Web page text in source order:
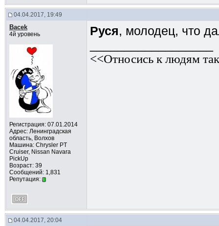
04.04.2017, 19:49
Bacek
4й уровень
Регистрация: 07.01.2014
Адрес: Ленинградская
область, Волхов
Машина: Chrysler PT
Cruiser, Nissan Navara
PickUp
Возраст: 39
Сообщений: 1,831
Репутация:
Руся, молодец, что
<<Относись к людям
04.04.2017, 20:04